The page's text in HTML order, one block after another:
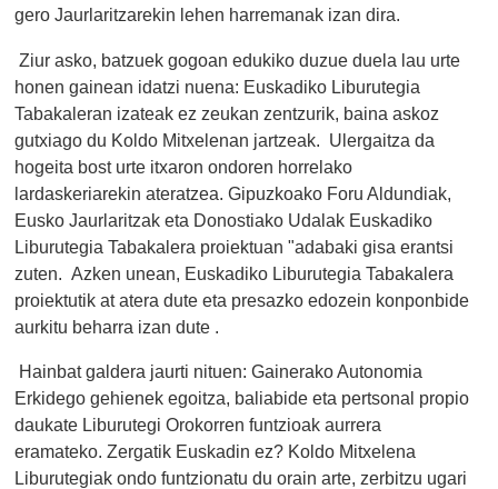
gero Jaurlaritzarekin lehen harremanak izan dira.
Ziur asko, batzuek gogoan edukiko duzue duela lau urte
honen gainean idatzi nuena: Euskadiko Liburutegia
Tabakaleran izateak ez zeukan zentzurik, baina askoz
gutxiago du Koldo Mitxelenan jartzeak. Ulergaitza da
hogeita bost urte itxaron ondoren horrelako
lardaskeriarekin ateratzea. Gipuzkoako Foru Aldundiak,
Eusko Jaurlaritzak eta Donostiako Udalak Euskadiko
Liburutegia Tabakalera proiektuan "adabaki gisa erantsi
zuten. Azken unean, Euskadiko Liburutegia Tabakalera
proiektutik at atera dute eta presazko edozein konponbide
aurkitu beharra izan dute .
Hainbat galdera jaurti nituen: Gainerako Autonomia
Erkidego gehienek egoitza, baliabide eta pertsonal propio
daukate Liburutegi Orokorren funtzioak aurrera
eramateko. Zergatik Euskadin ez? Koldo Mitxelena
Liburutegiak ondo funtzionatu du orain arte, zerbitzu ugari